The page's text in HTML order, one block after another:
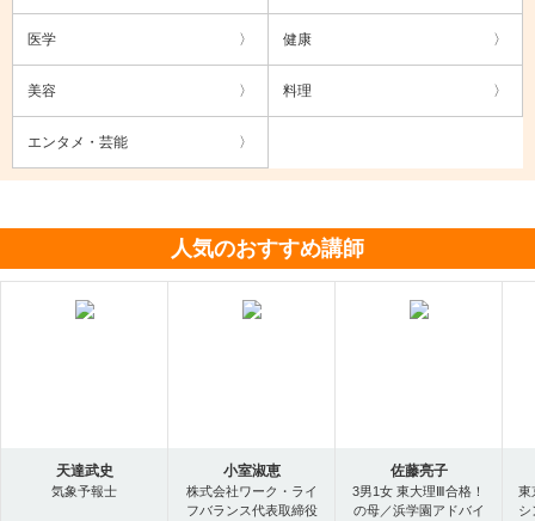
医学 健康
美容 料理
エンタメ・芸能
人気のおすすめ講師
天達武史
気象予報士
小室淑恵
株式会社ワーク・ライ
フバランス代表取締役
佐藤亮子
3男1女 東大理Ⅲ合格！
の母／浜学園アドバイ
東
シ